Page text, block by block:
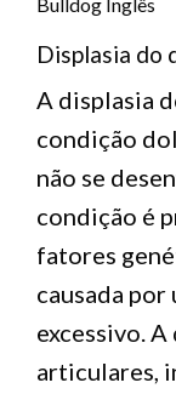
Bulldog Inglês
Displasia do
A displasia
condição
não se
condição é
fatores
causada por
excessivo.
articulares,